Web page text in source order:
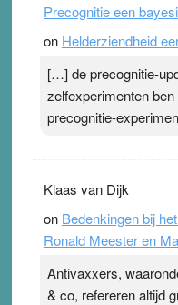
topsporters. Ze hopen
terwijl ze meer
ademen’ kan goud
Pleisterplakkers in de
Precognitie een
on Helderziendheid
[…] de precognitie-
zelfexperimenten
precognitie-
Klaas van Dijk
on Bedenkingen bij
Ronald Meester en
Antivaxxers,
& co, refereren altijd